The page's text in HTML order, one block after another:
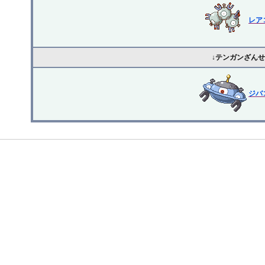
レア
↓テンガンざん
ジバ